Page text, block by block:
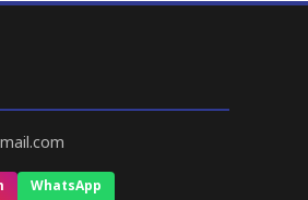
WhatsApp